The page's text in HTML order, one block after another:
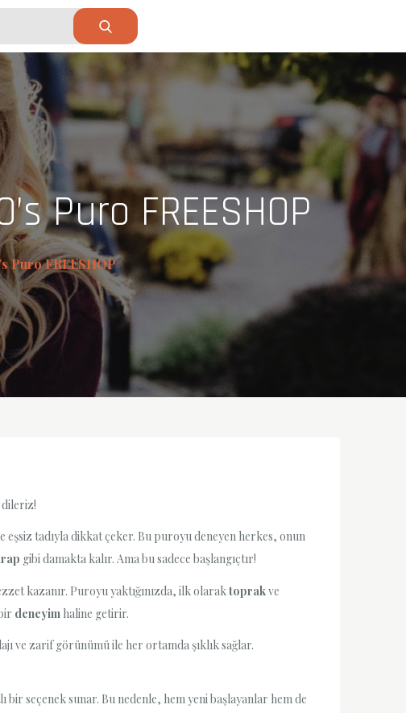
Puro FREESHOP
Puro FREESHOP
dileriz!
tadıyla dikkat çeker. Bu puroyu deneyen herkes, onun
gibi damakta kalır. Ama bu sadece başlangıçtır!
kazanır. Puroyu yaktığınızda, ilk olaraktoprakve
deneyim haline getirir.
ve zarif görünümü ile her ortamda şıklık sağlar.
seçenek sunar. Bu nedenle, hem yeni başlayanlar hem de